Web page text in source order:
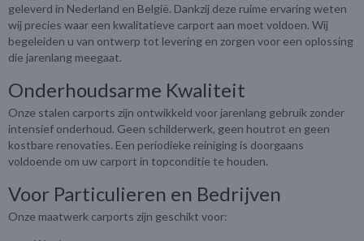
geleverd in Nederland en België. Dankzij deze ruime ervaring weten
wij precies waar een kwalitatieve carport aan moet voldoen. Wij
begeleiden u van ontwerp tot levering en zorgen voor een oplossing
die jarenlang meegaat.
Onderhoudsarme Kwaliteit
Onze stalen carports zijn ontwikkeld voor jarenlang gebruik zonder
intensief onderhoud. Geen schilderwerk, geen houtrot en geen
kostbare renovaties. Een periodieke reiniging is doorgaans
voldoende om uw carport in topconditie te houden.
Voor Particulieren en Bedrijven
Onze maatwerk carports zijn geschikt voor: